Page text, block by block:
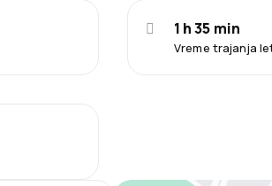
Vreme trajanja
1 h 35 min